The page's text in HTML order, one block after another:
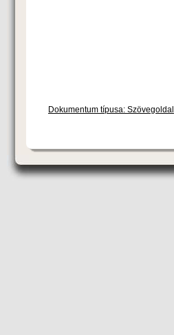
Dokumentum típusa: Szövegoldal